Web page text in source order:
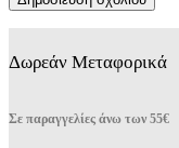
Δωρεάν Μεταφορικά
Σε παραγγελίες άνω των 55€